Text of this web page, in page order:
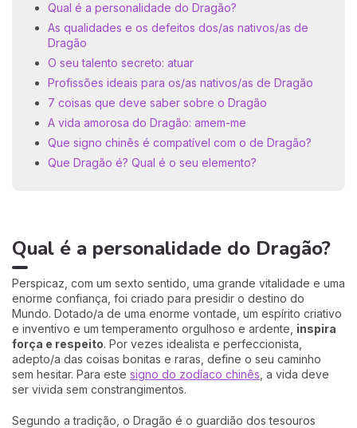
Qual é a personalidade do Dragão?
As qualidades e os defeitos dos/as nativos/as de
Dragão
O seu talento secreto: atuar
Profissões ideais para os/as nativos/as de Dragão
7 coisas que deve saber sobre o Dragão
A vida amorosa do Dragão: amem-me
Que signo chinês é compatível com o de Dragão?
Que Dragão é? Qual é o seu elemento?
Qual é a personalidade do Dragão?
Perspicaz, com um sexto sentido, uma grande vitalidade e uma
enorme confiança, foi criado para presidir o destino do
Mundo. Dotado/a de uma enorme vontade, um espírito criativo
e inventivo e um temperamento orgulhoso e ardente, inspira
força e respeito. Por vezes idealista e perfeccionista,
adepto/a das coisas bonitas e raras, define o seu caminho
sem hesitar. Para este signo do zodíaco chinês , a vida deve
ser vivida sem constrangimentos.
Segundo a tradição, o Dragão é o guardião dos tesouros